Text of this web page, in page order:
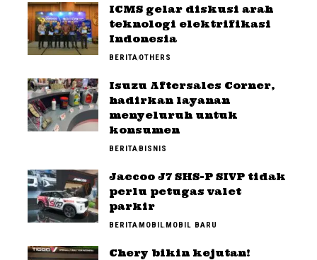
ICMS gelar diskusi arah
teknologi elektrifikasi
Indonesia
BERITAOTHERS
Isuzu Aftersales Corner,
hadirkan layanan
menyeluruh untuk
konsumen
BERITABISNIS
Jaecoo J7 SHS-P SIVP tidak
perlu petugas valet
parkir
BERITAMOBIL MOBIL BARU
Chery bikin kejutan!